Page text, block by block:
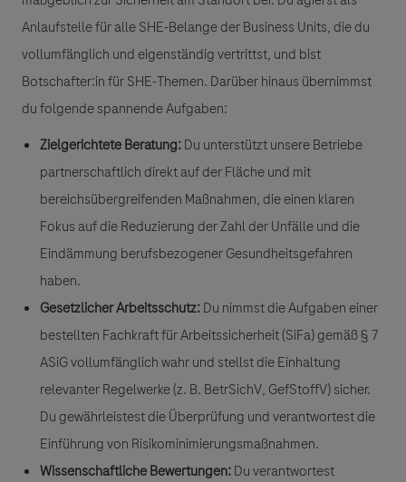
Anlaufstelle für alle SHE-Belange der Business Units, die du
vollumfänglich und eigenständig vertrittst, und bist
Botschafter:in für SHE-Themen. Darüber hinaus übernimmst
du folgende spannende Aufgaben:
Zielgerichtete Beratung:Du unterstützt unsere Betriebe
partnerschaftlich direkt auf der Fläche und mit
bereichsübergreifenden Maßnahmen, die einen klaren
Fokus auf die Reduzierung der Zahl der Unfälle und die
Eindämmung berufsbezogener Gesundheitsgefahren
haben.
Gesetzlicher Arbeitsschutz:Du nimmst die Aufgaben einer
bestellten Fachkraft für Arbeitssicherheit (SiFa) gemäß § 7
ASiG vollumfänglich wahr und stellst die Einhaltung
relevanter Regelwerke (z. B. BetrSichV, GefStoffV) sicher.
Du gewährleistest die Überprüfung und verantwortest die
Einführung von Risikominimierungsmaßnahmen.
Wissenschaftliche Bewertungen:Du verantwortest